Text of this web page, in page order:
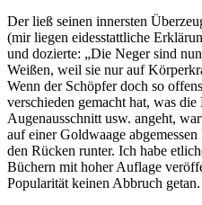
Der ließ seinen innersten
(mir liegen eidesstattliche
und dozierte: „Die Neger sind
Weißen, weil sie nur auf
Wenn der Schöpfer doch so
verschieden gemacht hat, was
Augenausschnitt usw. angeht,
auf einer Goldwaage
den Rücken runter. Ich habe
Büchern mit hoher Auflage
Popularität keinen Abbruch getan.